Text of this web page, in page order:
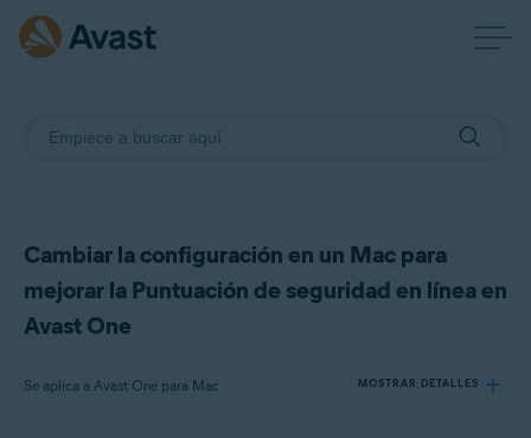
Cambiar la configuración en un Mac para
mejorar la Puntuación de seguridad en línea en
Avast One
Se aplica a Avast One para Mac MOSTRAR DETALLES